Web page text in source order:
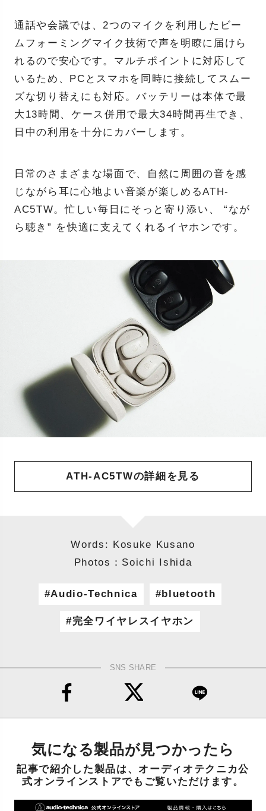
通話や会議では、2つのマイクを利用したビー
ムフォーミングマイク技術で声を明瞭に届けら
れるので安心です。マルチポイントに対応して
いるため、PCとスマホを同時に接続してスムー
ズな切り替えにも対応。バッテリーは本体で最
大13時間、ケース併用で最大34時間再生でき、
日中の利用を十分にカバーします。
日常のさまざまな場面で、自然に周囲の音を感
じながら耳に心地よい音楽が楽しめるATH-
AC5TW。忙しい毎日にそっと寄り添い、 “なが
ら聴き” を快適に支えてくれるイヤホンです。
ATH-AC5TWの詳細を見る
Words: Kosuke Kusano
Photos：Soichi Ishida
Audio-Technica bluetooth
完全ワイヤレスイヤホン
SNS SHARE
気になる製品が見つかったら
記事で紹介した製品は、オーディオテクニカ公
式オンラインストアでもご覧いただけます。